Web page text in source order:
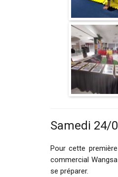
Samedi 24/
Pour cette
commercial
se préparer.